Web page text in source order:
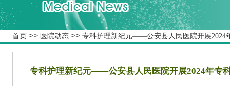
首页 >> 医院动态 >> 专科护理新纪元——公安县人民医院开展2024
专科护理新纪元——公安县人民医院开展2024年专